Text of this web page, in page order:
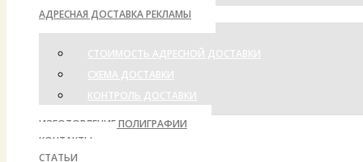
АДРЕСНАЯ ДОСТАВКА РЕКЛАМЫ
СТОИМОСТЬ АДРЕСНОЙ ДОСТАВКИ
СХЕМА ДОСТАВКИ
КОНТРОЛЬ ДОСТАВКИ
ИЗГОТОВЛЕНИЕ ПОЛИГРАФИИ
КОНТАКТЫ
СТАТЬИ